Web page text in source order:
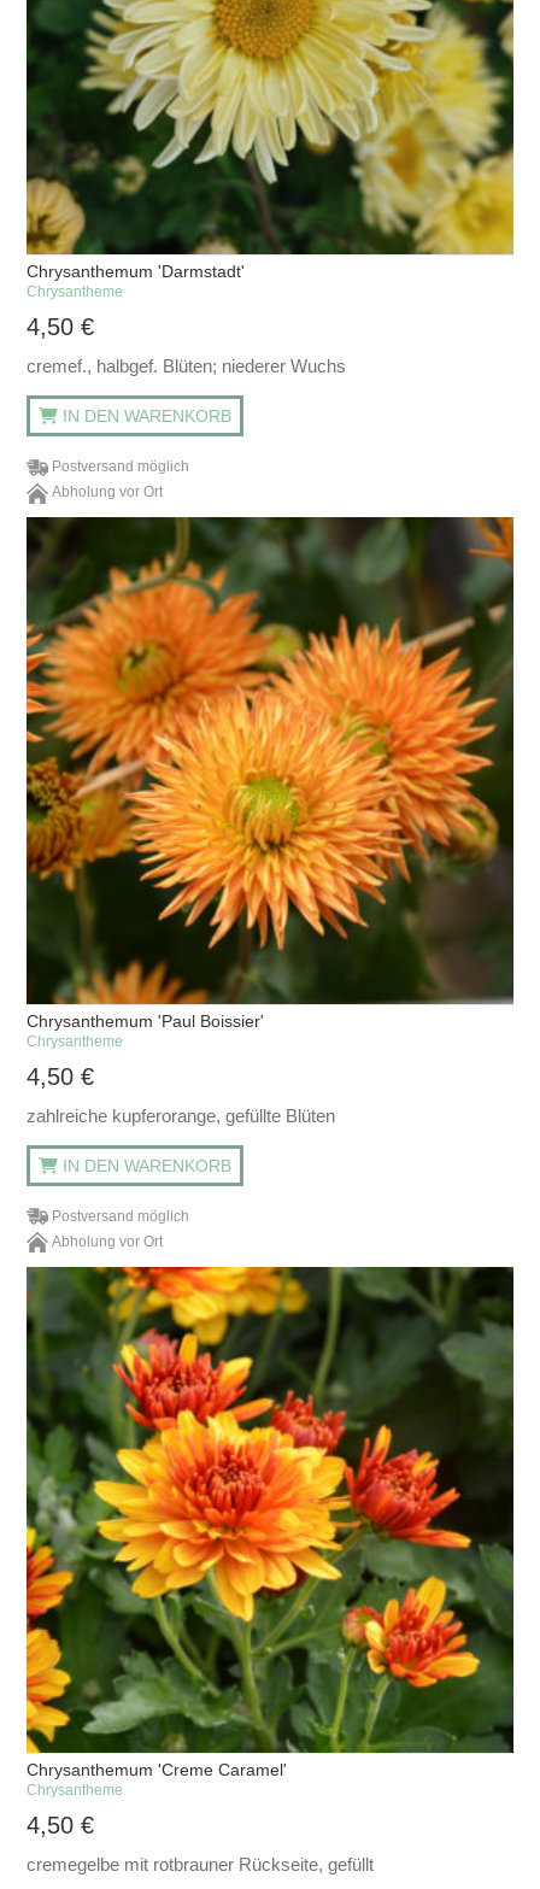
Chrysanthemum 'Darmstadt'
Chrysantheme
4,50€
cremef., halbgef. Blüten; niederer Wuchs
IN DEN WARENKORB
Postversand möglich
Abholung vor Ort
Chrysanthemum 'Paul Boissier'
Chrysantheme
4,50€
zahlreiche kupferorange, gefüllte Blüten
IN DEN WARENKORB
Postversand möglich
Abholung vor Ort
Chrysanthemum 'Creme Caramel'
Chrysantheme
4,50€
cremegelbe mit rotbrauner Rückseite, gefüllt